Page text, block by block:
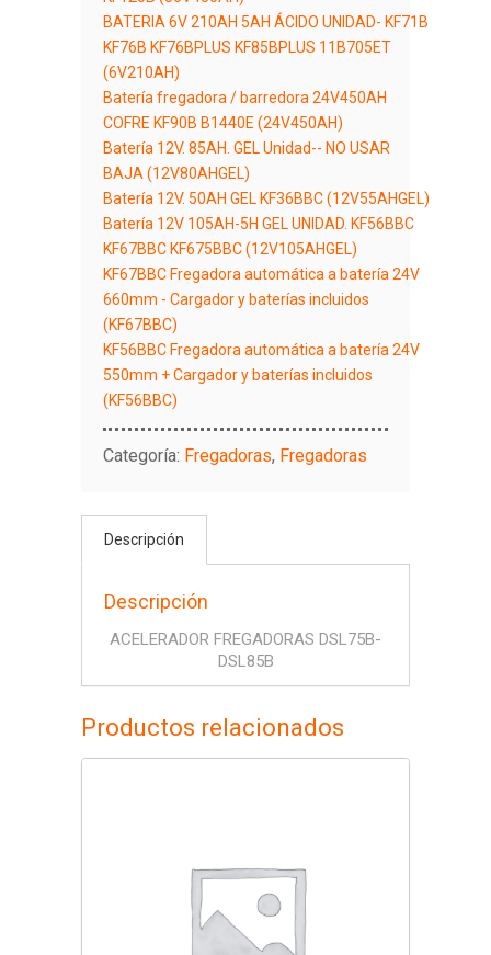
BATERIA 6V 210AH 5AH ÁCIDO UNIDAD- KF71B
KF76B KF76BPLUS KF85BPLUS 11B705ET
(6V210AH)
Batería fregadora / barredora 24V450AH
COFRE KF90B B1440E (24V450AH)
Batería 12V. 85AH. GEL Unidad-- NO USAR
BAJA (12V80AHGEL)
Batería 12V. 50AH GEL KF36BBC (12V55AHGEL)
Batería 12V 105AH-5H GEL UNIDAD. KF56BBC
KF67BBC KF675BBC (12V105AHGEL)
KF67BBC Fregadora automática a batería 24V
660mm - Cargador y baterías incluidos
(KF67BBC)
KF56BBC Fregadora automática a batería 24V
550mm + Cargador y baterías incluidos
(KF56BBC)
Categoría: Fregadoras, Fregadoras
Descripción
Descripción
ACELERADOR FREGADORAS DSL75B-
DSL85B
Productos relacionados